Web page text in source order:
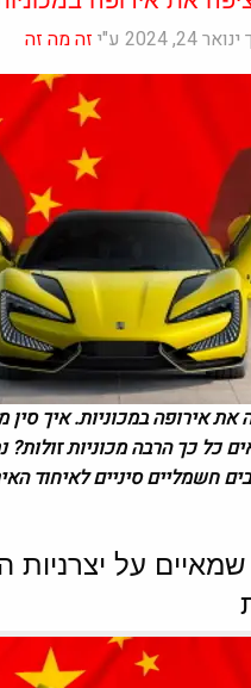
ע"י זה מה זה
אירופה במכוניות.איך סין
כל כך הרבה מכוניות זולות?
על יצרניות